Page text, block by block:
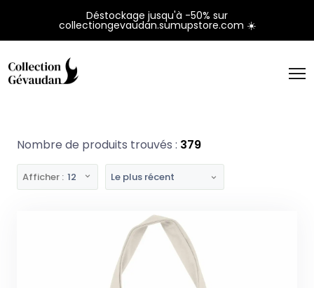
Déstockage jusqu'à -50% sur
collectiongevaudan.sumupstore.com ☀️
Nombre de produits trouvés : 379
Afficher : 12 Le plus récent
Panneau de gestion des cookies